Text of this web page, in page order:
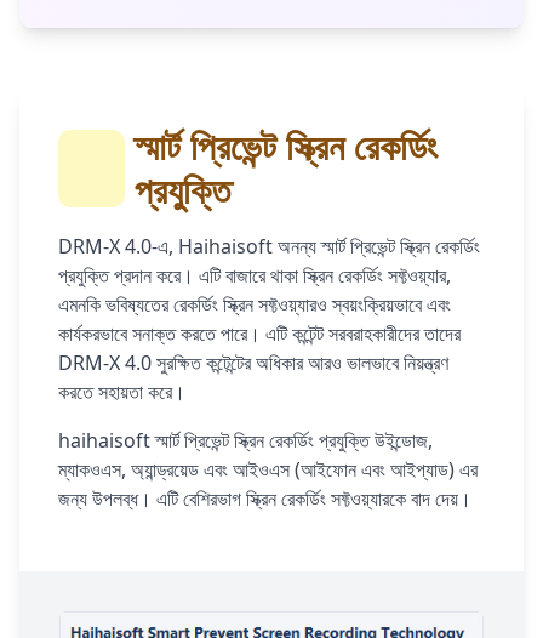
স্মার্ট প্রিভেন্ট স্ক্রিন রেকর্ডিং
প্রযুক্তি
DRM-X 4.0-এ, Haihaisoft অনন্য স্মার্ট প্রিভেন্ট স্ক্রিন রেকর্ডিং
প্রযুক্তি প্রদান করে। এটি বাজারে থাকা স্ক্রিন রেকর্ডিং সফ্টওয়্যার,
এমনকি ভবিষ্যতের রেকর্ডিং স্ক্রিন সফ্টওয়্যারও স্বয়ংক্রিয়ভাবে এবং
কার্যকরভাবে সনাক্ত করতে পারে। এটি কন্টেন্ট সরবরাহকারীদের তাদের
DRM-X 4.0 সুরক্ষিত কন্টেন্টের অধিকার আরও ভালভাবে নিয়ন্ত্রণ
করতে সহায়তা করে।
haihaisoft স্মার্ট প্রিভেন্ট স্ক্রিন রেকর্ডিং প্রযুক্তি উইন্ডোজ,
ম্যাকওএস, অ্যান্ড্রয়েড এবং আইওএস (আইফোন এবং আইপ্যাড) এর
জন্য উপলব্ধ। এটি বেশিরভাগ স্ক্রিন রেকর্ডিং সফ্টওয়্যারকে বাদ দেয়।